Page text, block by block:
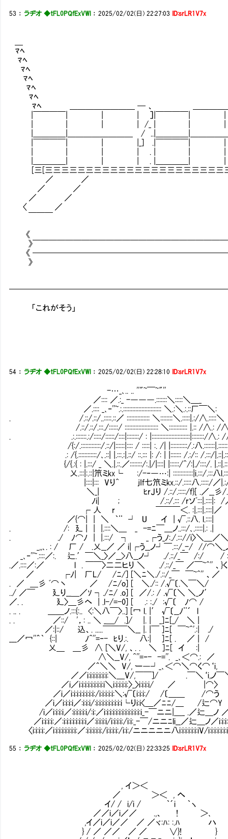
53 ：ラヂオ ◆tFL0PQfExVWl ：2025/02/02(日) 22:27:03 ID:srLR1V7x
ﾏﾍ | |＿◎
ﾏﾍ | ＿_| |
ﾏﾍ | |＿ | |
ﾏﾍ |＿＿| |
ﾏﾍ
ﾏﾍ
ﾏﾍ ＿＿＿＿＿＿＿＿ ─ 、 ＿＿＿＿＿
|￣￣￣￣| | | ］|￣￣￣￣
| | | | /_ | | |
|＿＿＿＿|＿＿＿＿＿＿＿＿ / ..|＿＿＿＿|＿＿＿＿
|￣￣￣￣| | |_] .|￣￣
[三[三三三三三三三三三三三三三三三三三
／ ／
／ ／
／ ／
〈 ／
￣￣￣
《
》￣￣￣￣￣￣￣￣￣￣￣￣￣￣￣￣￣￣￣￣￣￣￣￣
《
》
「これがそう」
54 ：ラヂオ ◆tFL0PQfExVWl ：2025/02/02(日) 22:28:10 ID:srLR1V7x
-…_､.. .. ''"~￣~"''
／:::: ／.:_ -―――.:::::::＼:::::＼＿_
／.:::: _､‐''~.:.::::::::::::::::::::::::: ＼.:＼.:.::厂￣＼:
. /.::/.::/..:::::.::／ ::::::::::::::: ＼::::::::＼.:::::|.:/∧.:::::＼
/.::/.::/.:::./::::::/ :::::::::::::::::::::: ＼:::::::::::: |.:: /∧.: /
. .:.:::::::.:/:::::/::::::/::::|::::::::/ : |:::::::::::::::::::::::::|::::::::/∧.:
/{:/.:::::::::::::/.::/|::::::|:::: / :::::| :. /| |:::::::::::/.:八
.: /{.::::::::::::/､.::| |.:::.:|.::/ ::.::: |: /: | |::::::: /.:/:: /.:::/
{/{.:{ : |.:::/ _ ＼.|.::.／::::::::/:.|/|::::| |::::::/^/:|./::::/.
乂.:::|:.::|笊ミkx└ :/-‐―…:| :::::::::::::|i.:::/.:::八
|::::|::: Vり^ jIf七笊ミkx.::/.:::::八.:::::/／|.:/
＼_| ﾋrJり /.::/.:::::/f}[ .／__彡/.:
ﾉi| ; /.::/.::: /rソﾞ:::|.::::|: /／ こ
┌ 人 r ￣￣￣＜. :|.:::|.::::|／
／{⌒| | ＼ ｀¨ ┘ U イ | √.::八. l.::::|
. /: 廴 | | |.::::＼＿ _ -=ﾆ￣＿ノ..:::/､.:::::|.: .|
. ./ ﾉ⌒ﾉ | |.:::/ ┐ _┌う_ﾉ:./.::://i〉＼＿／
_,,､. : / 厂 / .乂__／ ／ i|┌う__ノ┘￣.:::/_-/ //⌒＼_
_､‐''~.::::／:. 辷.′￣＼_〉／__>八__ノ┘ ./.::/_￣ /:/ /
.／.::::／:／ l . ￣￣〉二二ヒり ＼ ./.::/_￣ ／￣~^'' 、}く
／ ┌ﾉ| 厂L/ /ﾆ/] [＼ﾆ＼./.::/_￣ ￣~^'' 、／
. ／ ＿彡 ﾞ⌒丶 ／ /ﾆ/o] [ ＼./:: /.√〔.＼￣＼/
../ ／￣ 廴り__＿／ｿ ┐./ﾆ/ .o] [ ／/.: / .√〔＼ ＼_
／. . 廴〉＿彡ヘ | .l-/=-0] [ .: :./ :√〔 ﾉ
. .. . ＿＿ノ.:::{:.. <:＼八￣〉..] [冖 l. |′ √〔__ﾉ
. . ／::/ '，: .. ＼ _＿/ .]/ |. | _]ﾆ[_/ ＼ |
／:|::/ 込、. .....￣￣￣＼__ |. |￣ ]ﾆ[ ￣
___／冖''＾｀ {::| ﾉ^''=‐- ﾋり.:. 八:| ]ﾆ[ . ／ |
乂＿ ＿彡 ∧ [＼V/, 、. . ＼ ]ﾆ[ イ :| |
∧＼__V/, ^''=‐- -=''. _､＜⌒.: ／ .|
／＾＼＼ V/, ー―┘_､＜⌒＼⌒く⌒‘i,
／／i:i:i:i:i:i:i:＼＿V/,￣￣]/ .￣＼‘i,ノ
／i／i:i:i:i:i:i:i:i:i＼i:i:i:i:i:〉_〉i:i:i:i/ ／ |⌒〉
／i／i:i:i:i:i:i:i:i:/i:i:i:i:i:＼:√〔i:i:i:/ /〔＿＿ /⌒
／i／i:i:i:i／:i:i:i/:i:i:i:i:i:i:i:i:i└りi:i〈＿／ﾆﾆ/＿ /辷⌒Y
/i／i:i:i:i／:i:i:i:i:i/:i:／i:i:i:i:i:i:i:i:i:i:i:i:i_-￣ニニ|＿_ .／辷＿ノ
／i:i:i:i:／:i:i:i:i:i:i:i:i／:i:i:i:i/i:i:i:i:/i:i:_-￣/ニニﾆli__／辷＿ノ／
〈i:i:i:i:／i:i:i:i:i:i:i:i:／:i:i:i:i:i:/i:i:i:i:/i:i:/ニニニニニ八i:i:i:i:i:i:iV/
55 ：ラヂオ ◆tFL0PQfExVWl ：2025/02/02(日) 22:33:25 ID:srLR1V7x
, イ＞＜
／ ＞＜ , へ
イ/ / i/i / ｀´i ｀ヽ
／／i／i／／ .,、 ! ＞､
,イ／i／i／／ ／ ／ヾ:ﾊ: :.ﾊ ハ
} / ／ ／／ ／ ／ ∨}! }